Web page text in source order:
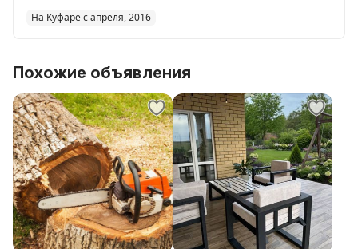
На Куфаре с апреля, 2016
Похожие объявления